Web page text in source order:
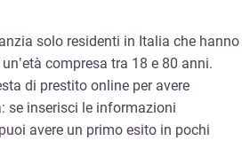
solo residenti in Italia che hanno
compresa tra 18 e 80 anni.
di prestito online per avere
se inserisci le informazioni
avere un primo esito in pochi